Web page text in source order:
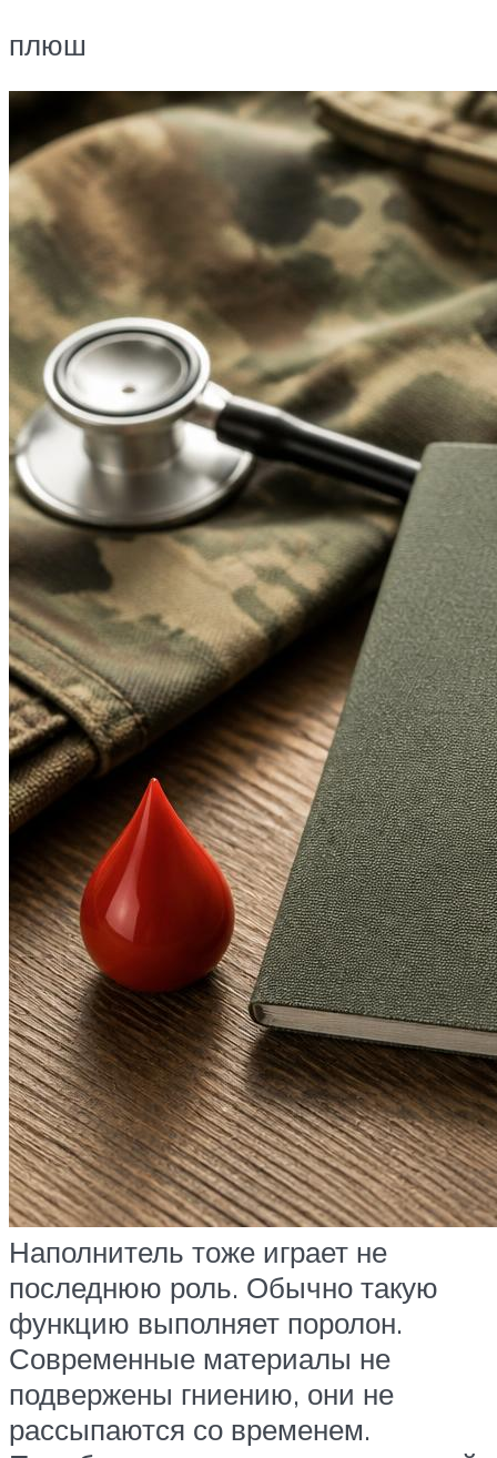
плюш
Наполнитель тоже играет не
последнюю роль. Обычно такую
функцию выполняет поролон.
Современные материалы не
подвержены гниению, они не
рассыпаются со временем.